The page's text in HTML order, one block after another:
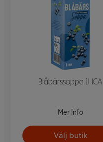
Blåbärssoppa 1l ICA
Mer info
Välj butik